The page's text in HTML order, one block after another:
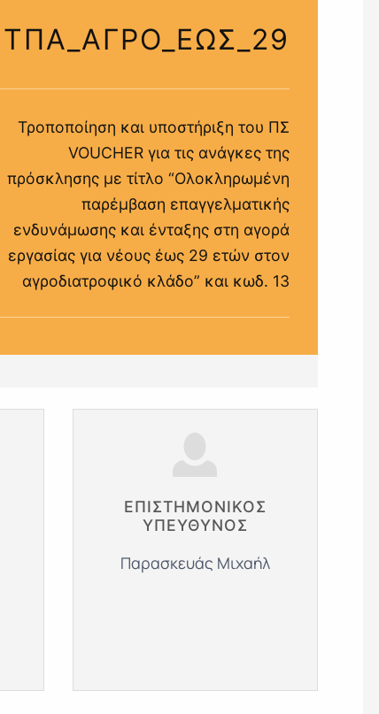
ΤΠΑ_ΑΓΡΟ_ΕΩΣ_29
Τροποποίηση και υποστήριξη του ΠΣ
VOUCHER για τις ανάγκες της
πρόσκλησης με τίτλο “Ολοκληρωμένη
παρέμβαση επαγγελματικής
ενδυνάμωσης και ένταξης στη αγορά
εργασίας για νέους έως 29 ετών στον
αγροδιατροφικό κλάδο” και κωδ. 13
ΕΠΙΣΤΗΜΟΝΙΚΌΣ
ΥΠΕΎΘΥΝΟΣ
Παρασκευάς Μιχαήλ